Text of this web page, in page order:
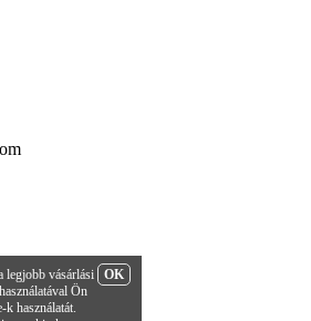
OK
legjobb vásárlási
Ön
k használatát.